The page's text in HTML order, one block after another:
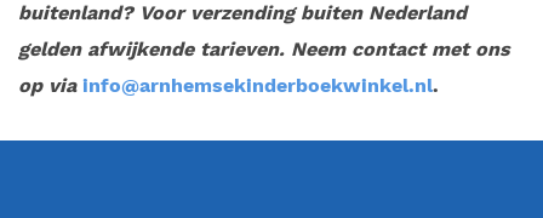
buitenland? Voor verzending buiten Nederland
gelden afwijkende tarieven. Neem contact met ons
op via info@arnhemsekinderboekwinkel.nl.